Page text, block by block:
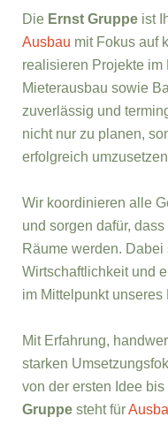
Die Ernst Gruppe ist
Ausbau mit Fokus auf
realisieren Projekte im
Mieterausbau sowie
zuverlässig und
nicht nur zu planen,
erfolgreich
Wir koordinieren alle
und sorgen dafür,
Räume werden. Dabei
Wirtschaftlichkeit und
im Mittelpunkt unseres
Mit Erfahrung,
starken
von der ersten Idee
Gruppe steht für